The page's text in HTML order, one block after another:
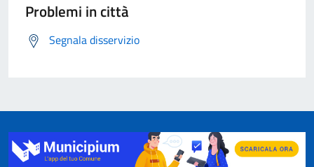
Problemi in città
Segnala disservizio